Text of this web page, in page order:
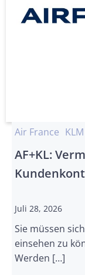
Air France KLM
AF+KL:
Juli 28, 2026
Sie müssen
einsehen zu
Werden […]